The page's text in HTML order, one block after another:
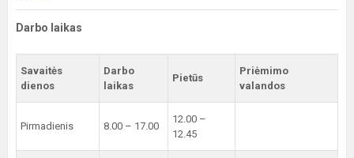
Darbo laikas
Savaitės
dienos
Darbo
laikas
Pietūs
Priėmimo
valandos
Pirmadienis 8.00 – 17.00
12.00 –
12.45